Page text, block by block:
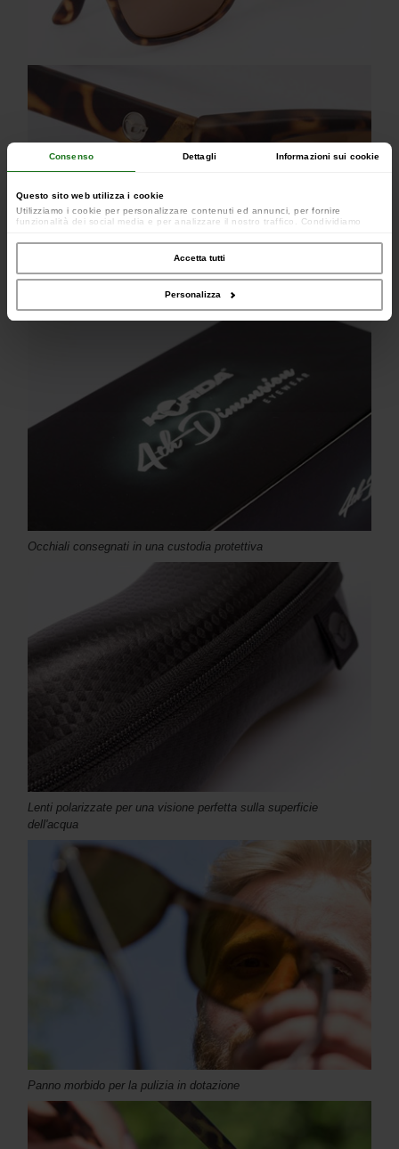
Consenso Dettagli Informazioni sui cookie
Questo sito web utilizza i cookie
Utilizziamo i cookie per personalizzare contenuti ed annunci, per fornire
funzionalità dei social media e per analizzare il nostro traffico. Condividiamo
occupano di analisi dei dati web, pubblicità e social media, i quali potrebbero
combinarle con altre informazioni che hai fornito loro o che hanno raccolto dal
Accetta tutti
Personalizza
Occhiali consegnati in una custodia protettiva
Lenti polarizzate per una visione perfetta sulla superficie
dell'acqua
Panno morbido per la pulizia in dotazione